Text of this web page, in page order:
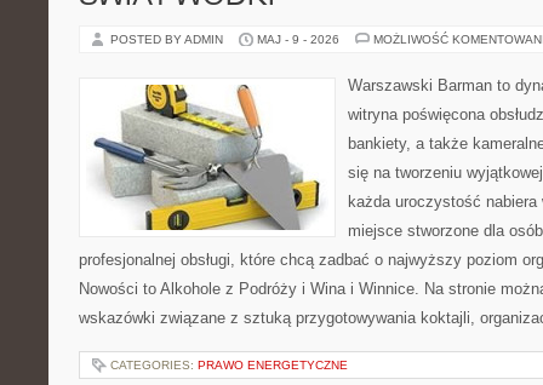
POSTED BY ADMIN MAJ - 9 - 2026 MOŻLIWOŚĆ
Warszawski Barman to
witryna poświęcona
bankiety, a także
się na tworzeniu
każda uroczystość
miejsce stworzone dla
profesjonalnej obsługi, które chcą zadbać o najwyższy poziom
Nowości to Alkohole z Podróży i Wina i Winnice. Na stronie
wskazówki związane z sztuką przygotowywania koktajli,
CATEGORIES: PRAWO ENERGETYCZNE